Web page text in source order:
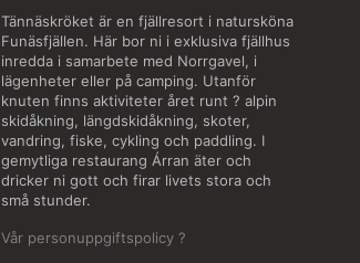
Tännäskröket är en fjällresort i natursköna
Funäsfjällen. Här bor ni i exklusiva fjällhus
inredda i samarbete med Norrgavel, i
lägenheter eller på camping. Utanför
knuten finns aktiviteter året runt ? alpin
skidåkning, längdskidåkning, skoter,
vandring, fiske, cykling och paddling. I
gemytliga restaurang Árran äter och
dricker ni gott och firar livets stora och
små stunder.
Vår personuppgiftspolicy ?